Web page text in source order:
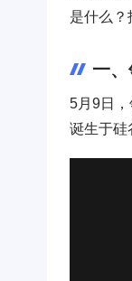
是什么？
一
5月9日
诞生于硅